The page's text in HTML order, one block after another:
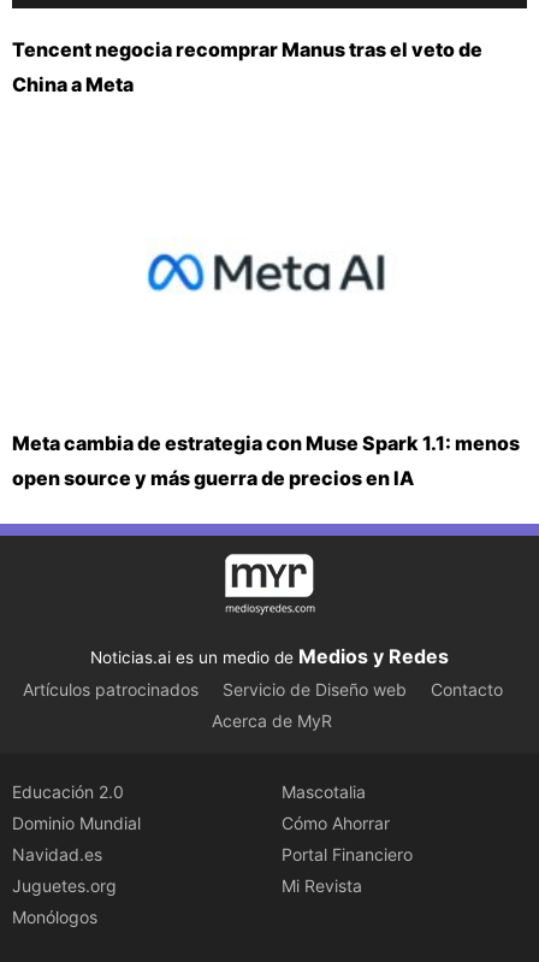
Tencent negocia recomprar Manus tras el veto de
China a Meta
Meta cambia de estrategia con Muse Spark 1.1: menos
open source y más guerra de precios en IA
Noticias.ai es un medio de Medios y Redes
Artículos patrocinados Servicio de Diseño web
Contacto
Acerca de MyR
Educación 2.0
Dominio Mundial
Navidad.es
Juguetes.org
Monólogos
Mascotalia
Cómo Ahorrar
Portal Financiero
Mi Revista